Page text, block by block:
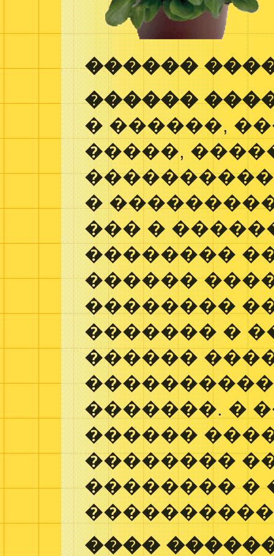
������
������
� ������,
�����,
�
��� �
��������
������
��������
������� �
������
�������. �
������
��������
�������� �
����